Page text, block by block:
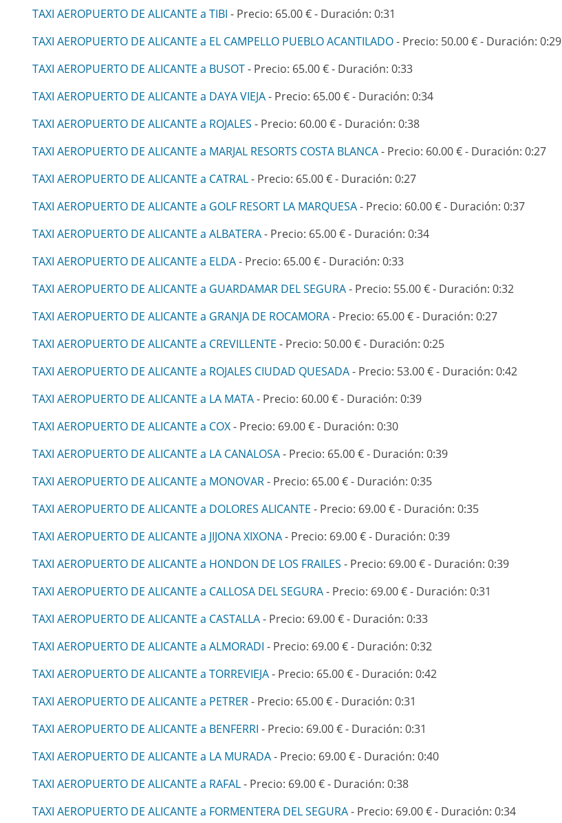
TAXI AEROPUERTO DE ALICANTE a TIBI - Precio: 65.00 € - Duración: 0:31
TAXI AEROPUERTO DE ALICANTE a EL CAMPELLO PUEBLO ACANTILADO- Precio: 50.00 € - Duración: 0:29
TAXI AEROPUERTO DE ALICANTE a BUSOT- Precio: 65.00 € - Duración: 0:33
TAXI AEROPUERTO DE ALICANTE a DAYA VIEJA- Precio: 65.00 € - Duración: 0:34
TAXI AEROPUERTO DE ALICANTE a ROJALES - Precio: 60.00 € - Duración: 0:38
TAXI AEROPUERTO DE ALICANTE a MARJAL RESORTS COSTA BLANCA- Precio: 60.00 € - Duración: 0:27
TAXI AEROPUERTO DE ALICANTE a CATRAL- Precio: 65.00 € - Duración: 0:27
TAXI AEROPUERTO DE ALICANTE a GOLF RESORT LA MARQUESA- Precio: 60.00 € - Duración: 0:37
TAXI AEROPUERTO DE ALICANTE a ALBATERA- Precio: 65.00 € - Duración: 0:34
TAXI AEROPUERTO DE ALICANTE a ELDA- Precio: 65.00 € - Duración: 0:33
TAXI AEROPUERTO DE ALICANTE a GUARDAMAR DEL SEGURA- Precio: 55.00 € - Duración: 0:32
TAXI AEROPUERTO DE ALICANTE a GRANJA DE ROCAMORA- Precio: 65.00 € - Duración: 0:27
TAXI AEROPUERTO DE ALICANTE a CREVILLENTE - Precio: 50.00 € - Duración: 0:25
TAXI AEROPUERTO DE ALICANTE a ROJALES CIUDAD QUESADA- Precio: 53.00 € - Duración: 0:42
TAXI AEROPUERTO DE ALICANTE a LA MATA- Precio: 60.00 € - Duración: 0:39
TAXI AEROPUERTO DE ALICANTE a COX- Precio: 69.00 € - Duración: 0:30
TAXI AEROPUERTO DE ALICANTE a LA CANALOSA- Precio: 65.00 € - Duración: 0:39
TAXI AEROPUERTO DE ALICANTE a MONOVAR- Precio: 65.00 € - Duración: 0:35
TAXI AEROPUERTO DE ALICANTE a DOLORES ALICANTE - Precio: 69.00 € - Duración: 0:35
TAXI AEROPUERTO DE ALICANTE a JIJONA XIXONA- Precio: 69.00 € - Duración: 0:39
TAXI AEROPUERTO DE ALICANTE a HONDON DE LOS FRAILES - Precio: 69.00 € - Duración: 0:39
TAXI AEROPUERTO DE ALICANTE a CALLOSA DEL SEGURA- Precio: 69.00 € - Duración: 0:31
TAXI AEROPUERTO DE ALICANTE a CASTALLA- Precio: 69.00 € - Duración: 0:33
TAXI AEROPUERTO DE ALICANTE a ALMORADI - Precio: 69.00 € - Duración: 0:32
TAXI AEROPUERTO DE ALICANTE a TORREVIEJA- Precio: 65.00 € - Duración: 0:42
TAXI AEROPUERTO DE ALICANTE a PETRER- Precio: 65.00 € - Duración: 0:31
TAXI AEROPUERTO DE ALICANTE a BENFERRI - Precio: 69.00 € - Duración: 0:31
TAXI AEROPUERTO DE ALICANTE a LA MURADA- Precio: 69.00 € - Duración: 0:40
TAXI AEROPUERTO DE ALICANTE a RAFAL- Precio: 69.00 € - Duración: 0:38
TAXI AEROPUERTO DE ALICANTE a FORMENTERA DEL SEGURA- Precio: 69.00 € - Duración: 0:34